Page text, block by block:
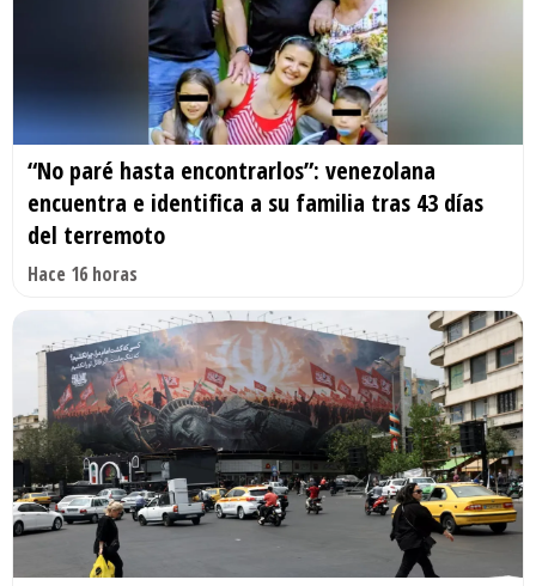
“No paré hasta encontrarlos”: venezolana
encuentra e identifica a su familia tras 43 días
del terremoto
Hace 16 horas